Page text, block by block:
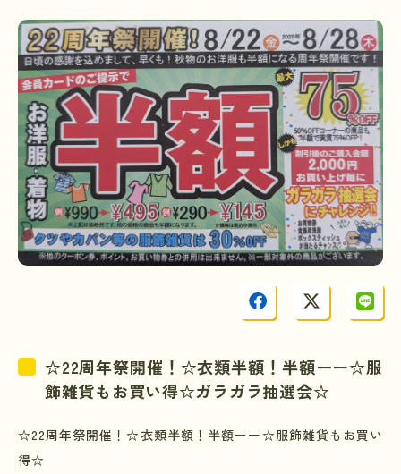
☆22周年祭開催！☆衣類半額！半額ーー☆服
飾雑貨もお買い得☆ガラガラ抽選会☆
☆22周年祭開催！☆衣類半額！半額ーー☆服飾雑貨もお買い
得☆